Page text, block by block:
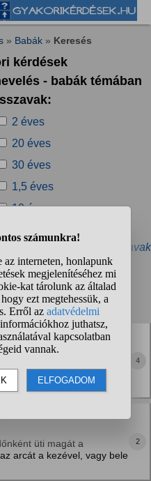
» Babák » Keresés
kérdések
- babák témában
2 éves
20 éves
30 éves
1,5 éves
10 éves
kapcsolódó kulcsszavak
... ❯ ❯❯
többet beszélt, mint
Védőnő csodálkozott
korai bármit...
4
üti magát a
arcát a kezével, vagy bele
2